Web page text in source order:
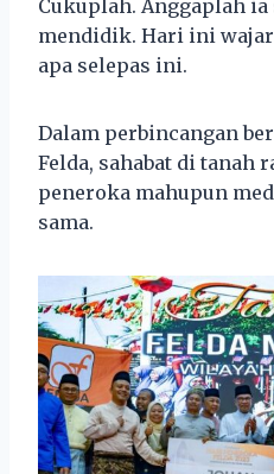
Cukuplah. Anggaplah ia
mendidik. Hari ini
apa selepas ini.
Dalam perbincangan
Felda, sahabat di tanah
peneroka mahupun
sama.